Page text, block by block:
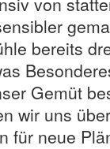
bereits
Gemüt
wir uns
für neue